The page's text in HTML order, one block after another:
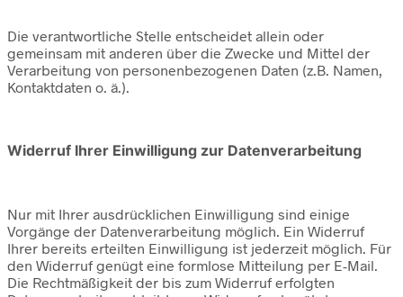
Die verantwortliche Stelle entscheidet allein oder
gemeinsam mit anderen über die Zwecke und Mittel der
Verarbeitung von personenbezogenen Daten (z.B. Namen,
Kontaktdaten o. ä.).
Widerruf Ihrer Einwilligung zur Datenverarbeitung
Nur mit Ihrer ausdrücklichen Einwilligung sind einige
Vorgänge der Datenverarbeitung möglich. Ein Widerruf
Ihrer bereits erteilten Einwilligung ist jederzeit möglich. Für
den Widerruf genügt eine formlose Mitteilung per E-Mail.
Die Rechtmäßigkeit der bis zum Widerruf erfolgten